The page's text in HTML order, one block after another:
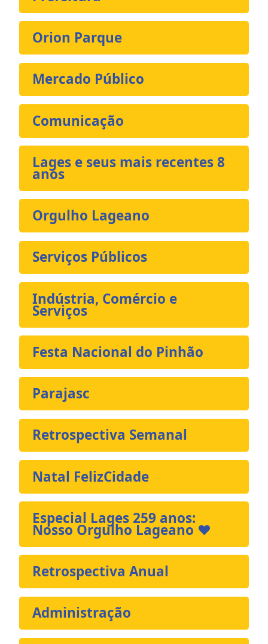
Orion Parque
Mercado Público
Comunicação
Lages e seus mais recentes 8
anos
Orgulho Lageano
Serviços Públicos
Indústria, Comércio e
Serviços
Festa Nacional do Pinhão
Parajasc
Retrospectiva Semanal
Natal FelizCidade
Especial Lages 259 anos:
Nosso Orgulho Lageano ❤️
Retrospectiva Anual
Administração